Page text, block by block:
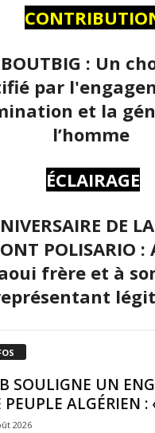
BOUTBIG : Un
par
et la
l’homme
ÉCLAIRAGE
DE
POLISARIO
frère et à
SOULIGNE UN
PEUPLE ALGÉRIEN :
2026